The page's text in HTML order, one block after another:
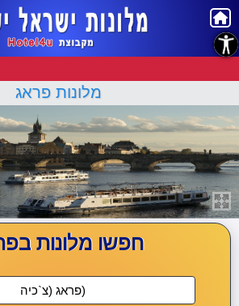
מלונות פראג
חפשו מלונות
נגישות